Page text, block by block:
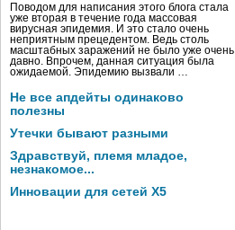
Поводом для написания этого блога стала
уже вторая в течение года массовая
вирусная эпидемия. И это стало очень
неприятным прецедентом. Ведь столь
масштабных заражений не было уже очень
давно. Впрочем, данная ситуация была
ожидаемой. Эпидемию вызвали …
Не все апдейты одинаково
полезны
Утечки бывают разными
Здравствуй, племя младое,
незнакомое...
Инновации для сетей X5